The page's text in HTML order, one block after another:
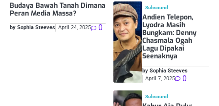
Budaya Bawah Tanah Dimana
Peran Media Massa?
by Sophia Steeves April 24, 2025 0
Subsound
Andien Telepon,
Lyodra Masih
Bungkam: Denny
Chasmala Ogah
Lagu Dipakai
Seenaknya
by Sophia Steeves
April 7, 2025
0
Subsound